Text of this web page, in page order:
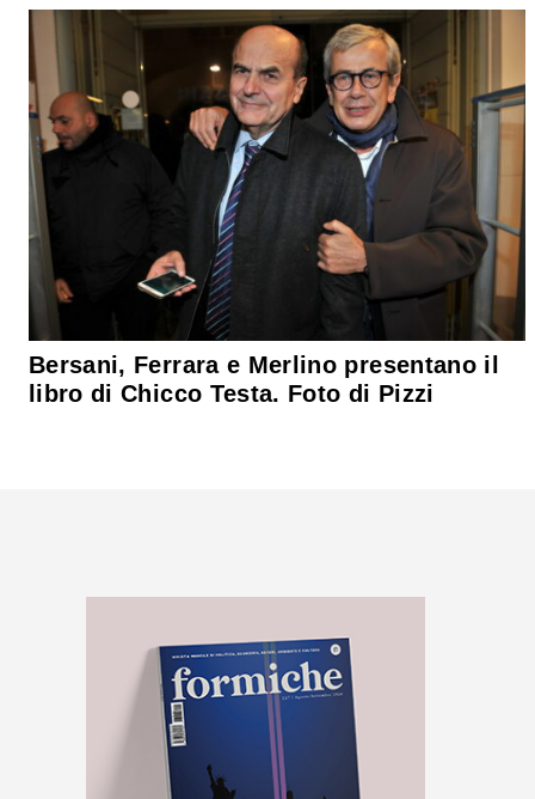
Bersani, Ferrara e Merlino presentano il
libro di Chicco Testa. Foto di Pizzi